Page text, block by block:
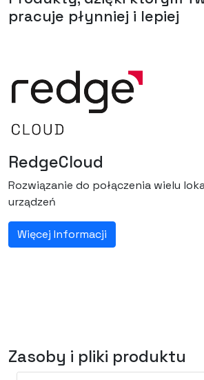
pracuje płynniej i lepiej
RedgeCloud
Rozwiązanie do połączenia wielu
urządzeń
Więcej Informacji
Zasoby i pliki produktu